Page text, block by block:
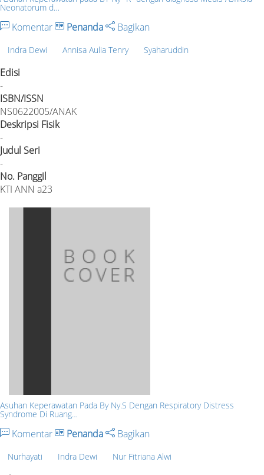
Neonatorum d…
Komentar Penanda Bagikan
Indra Dewi Annisa Aulia Tenry Syaharuddin
Edisi
-
ISBN/ISSN
NS0622005/ANAK
Deskripsi Fisik
-
Judul Seri
-
No. Panggil
KTI ANN a23
Asuhan Keperawatan Pada By Ny.S Dengan Respiratory Distress
Syndrome Di Ruang…
Komentar Penanda Bagikan
Nurhayati Indra Dewi Nur Fitriana Alwi